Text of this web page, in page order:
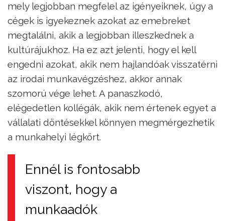
mely legjobban megfelel az igényeiknek, úgy a
cégek is igyekeznek azokat az emebreket
megtalálni, akik a legjobban illeszkednek a
kultúrájukhoz. Ha ez azt jelenti, hogy el kell
engedni azokat, akik nem hajlandóak visszatérni
az irodai munkavégzéshez, akkor annak
szomorú vége lehet. A panaszkodó,
elégedetlen kollégák, akik nem értenek egyet a
vállalati döntésekkel könnyen megmérgezhetik
a munkahelyi légkört.
Ennél is fontosabb
viszont, hogy a
munkaadók